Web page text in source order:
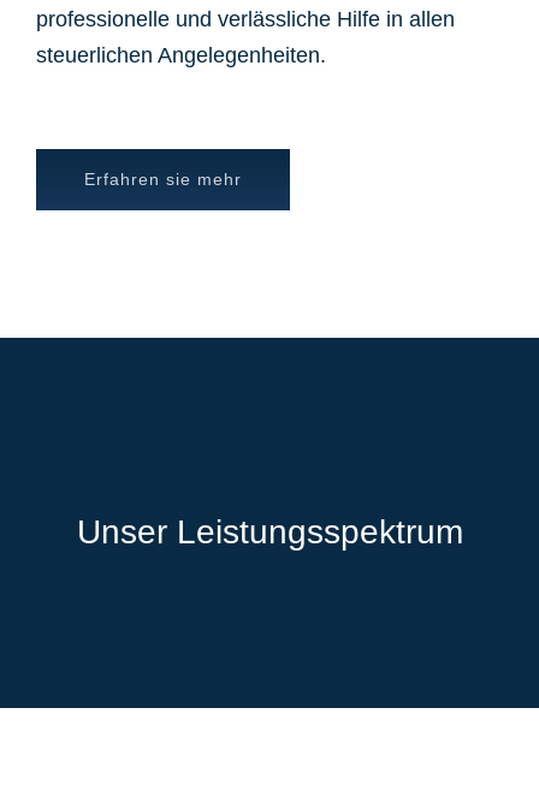
professionelle und verlässliche Hilfe in allen
steuerlichen Angelegenheiten.
Erfahren sie mehr
Unser Leistungsspektrum